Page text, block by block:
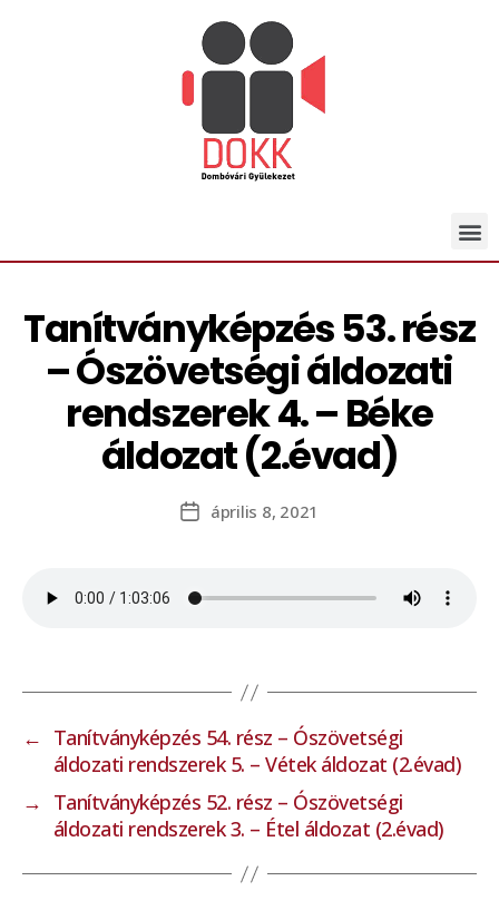
Tanítványképzés 53. rész
– Ószövetségi áldozati
rendszerek 4. – Béke
áldozat (2.évad)
április 8, 2021
← Tanítványképzés 54. rész – Ószövetségi
áldozati rendszerek 5. – Vétek áldozat (2.évad)
→ Tanítványképzés 52. rész – Ószövetségi
áldozati rendszerek 3. – Étel áldozat (2.évad)